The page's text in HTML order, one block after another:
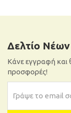
Δελτίο Νέων
Κάνε εγγραφή και
προσφορές!